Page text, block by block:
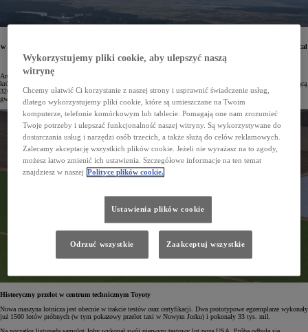
w produkcji elektrycznego samolotu pionowego startu i lądowania (eVTOL). W Higashi-Fuji Technical
Center w Shizuoce przeprowadzono już pierwszy testowy lot powietrznej taksówki poza USA.
Komercjalizacja usługi planowana jest na przyszły rok.
Amerykański start-up Joby Aviation zaprojektował samolot, który będzie wykorzystywany podczas
krótkodystansowych lotów. Na pokład może on zabrać pilota i 4 pasażerów. Lata on z prędkością przekraczającą
320 km/h, a zasięg na jednym ładowaniu wynosi blisko 280 km. Zastosowanie elektrycznego napędu
gwarantuje cichą pracę oraz niskie koszty utrzymania.
Historyczny przelot w centrum technicznym Toyoty
Nowa maszyna lotnicza jest obecnie w trakcie testów oraz certyfikacji. Dwa prototypowe egzemplarze wykonały
już 1500 lotów próbnych (w tym pokazowy przelot taxi w Nowym Jorku) i pokonały 33 tys. mil.
Wykorzystujemy pliki cookie, aby ulepszyć naszą
witrynę
Chcemy ułatwić Ci korzystanie z naszej strony i usprawnić świadczenie usług,
dlatego wykorzystujemy pliki cookie, które są umieszczane na Twoim
komputerze, telefonie komórkowym lub tablecie. Pomagają one nam zrozumieć
Twoje potrzeby i ulepszać funkcjonalność naszej witryny. Są wykorzystywane do
dostarczania usług i narzędzi osób trzecich, a także służą do celów reklamowych.
Zalecamy akceptację wszystkich plików cookie. Jeżeli nie wyrażasz na to zgody,
możesz łatwo zmienić ich ustawienia. Szczegółowe informacje na ten temat
znajdziesz w naszej Polityce plików cookie.
Ustawienia plików cookie
Odrzuć wszystkie Zaakceptuj wszystkie